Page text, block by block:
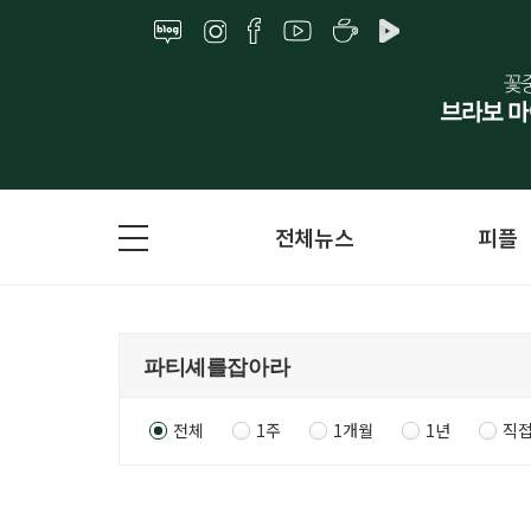
전체뉴스 피플
전체 1주 1개월 1년 직